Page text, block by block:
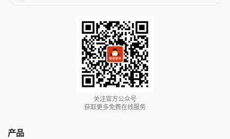
关注官方公众号
获取更多免费在线服务
产品